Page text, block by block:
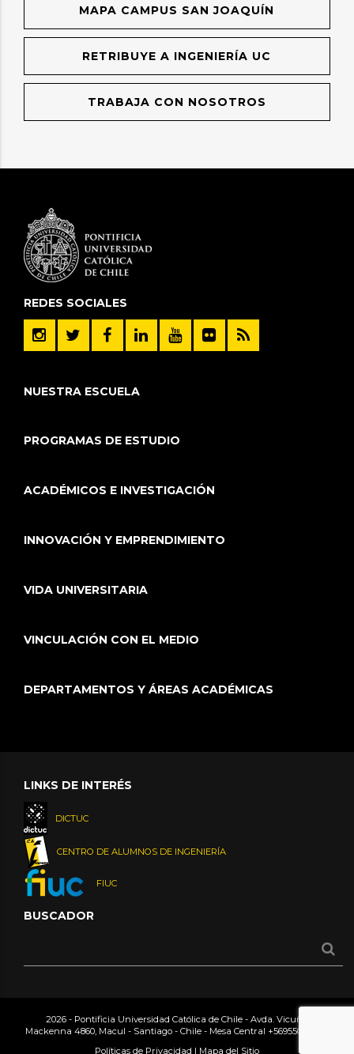
MAPA CAMPUS SAN JOAQUÍN
RETRIBUYE A INGENIERÍA UC
TRABAJA CON NOSOTROS
REDES SOCIALES
NUESTRA ESCUELA
PROGRAMAS DE ESTUDIO
ACADÉMICOS E INVESTIGACIÓN
INNOVACIÓN Y EMPRENDIMIENTO
VIDA UNIVERSITARIA
VINCULACIÓN CON EL MEDIO
DEPARTAMENTOS Y ÁREAS ACADÉMICAS
LINKS DE INTERÉS
DICTUC
CENTRO DE ALUMNOS DE INGENIERÍA
FIUC
BUSCADOR
2026 - Pontificia Universidad Católica de Chile - Avda. Vicuña
Mackenna 4860, Macul - Santiago - Chile - Mesa Central +56955042000
Políticas de Privacidad | Mapa del Sitio